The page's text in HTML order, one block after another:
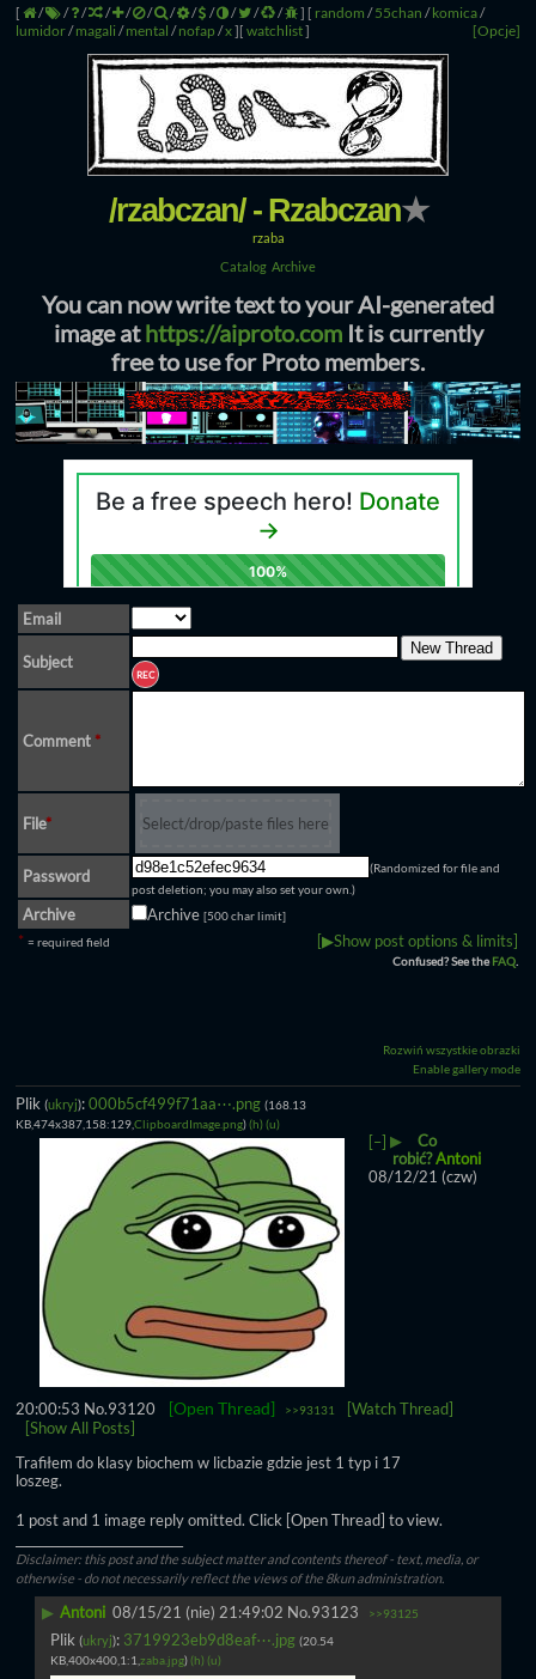
[ / / / / / / / / / / / / ] [ random /55chan /komica/
lumidor/magali /mental /nofap /x] [Opcje]
[ watchlist]
/rzabczan/ - Rzabczan★
rzaba
Catalog Archive
You can now write text to your AI-generated
image athttps://aiproto.comIt is currently
free to use for Proto members.
Email
Subject
REC
Comment *
File* Select/drop/paste files here
Password
(Randomized for file and
post deletion; you may also set your own.)
Archive Archive [500 char limit]
* = required field [▶Show post options & limits]
Confused? See theFAQ
Rozwiń wszystkie obrazki
Enable gallery mode
Plik (ukryj):000b5cf499f71aa⋯.png (168.13
KB,474x387,158:129,ClipboardImage.png)(h)(u)
[–] ▶
Co
robić?Antoni
08/12/21 (czw)
20:00:53 No.93120 [Open Thread] >>93131
[Watch Thread]
[Show All Posts]
Trafiłem do klasy biochem w licbazie gdzie jest 1 typ i 17
loszeg.
1 post and 1 image reply omitted. Click [Open Thread] to view.
Disclaimer: this post and the subject matter and contents thereof - text, media, or
otherwise - do not necessarily reflect the views of the 8kun administration.
▶ Antoni 08/15/21 (nie) 21:49:02 No.93123 >>93125
Plik (ukryj): 3719923eb9d8eaf⋯.jpg (20.54
KB,400x400,1:1, zaba.jpg)(h) (u)